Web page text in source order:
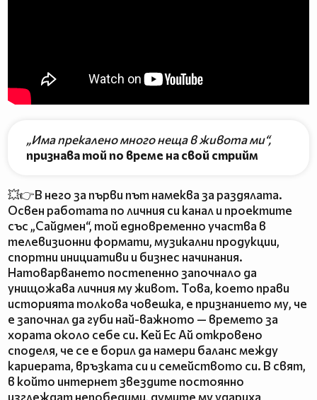
„Има прекалено много неща в живота ми“,
признава той по време на свой стрийм
💥👉В него за първи път намеква за раздялата.
Освен работата по личния си канал и проектите
със „Сайдмен“, той едновременно участва в
телевизионни формати, музикални продукции,
спортни инициативи и бизнес начинания.
Натоварването постепенно започнало да
унищожава личния му живот. Това, което прави
историята толкова човешка, е признанието му, че
е започнал да губи най-важното — времето за
хората около себе си. Кей Ес Ай откровено
споделя, че се е борил да намери баланс между
кариерата, връзката си и семейството си. В свят,
в който интернет звездите постоянно
изглеждат непобедими, думите му удариха